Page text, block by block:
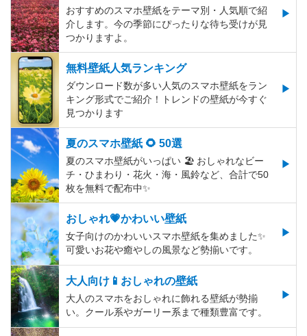
おすすめのスマホ壁紙をテーマ別・人気順で紹
介します。今の季節にぴったりな待ち受けが見
つかりますよ。
無料壁紙人気ランキング
ダウンロード数が多い人気のスマホ壁紙をラン
キング形式でご紹介！トレンドの壁紙が今すぐ
見つかります
夏のスマホ壁紙 🌻 50選
夏のスマホ壁紙がいっぱい 🏖 おしゃれなビー
チ・ひまわり・花火・海・風鈴など、合計で50
枚を無料で配布中✨
おしゃれ💗かわいい壁紙
女子向けのかわいいスマホ壁紙を集めました✨
可愛いお花や癒やしの風景など勢揃いです。
大人向け📱おしゃれの壁紙
大人のスマホをおしゃれに飾れる壁紙が勢揃
い。クール系やガーリー系まで種類豊富です。